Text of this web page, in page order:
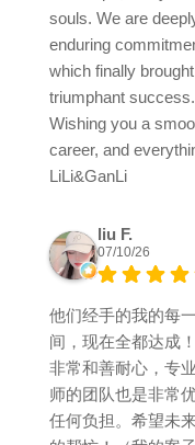
souls. We are
enduring
which finally
triumphant success.
Wishing you a
career, and
LiLi&GanLi
liu F.
07/10/26
他们经手的我的每
间，现在全都达成
非常和善耐心，专
师的团队也是非常
任何负担。希望未